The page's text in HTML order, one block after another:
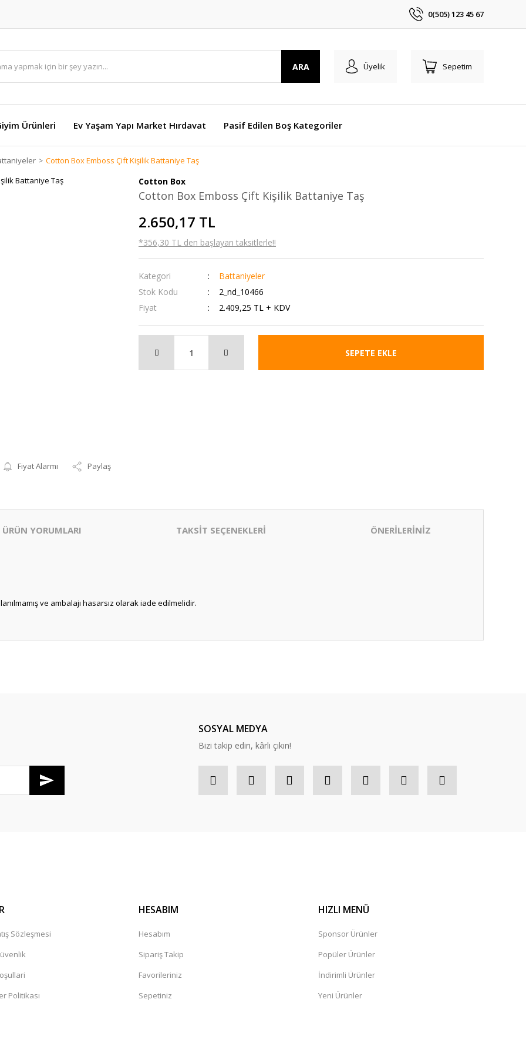
0(505) 123 45 67
ARA Üyelik Sepetim
Ürünleri Ev Yaşam Yapı Market Hırdavat Pasif Edilen Boş Kategoriler
Cotton Box Emboss Çift Kişilik Battaniye Taş
Fiyat Alarmı Paylaş
Cotton Box
Cotton Box Emboss Çift Kişilik Battaniye Taş
2.650,17 TL
*356,30 TL den başlayan taksitlerle!!
Kategori
Battaniyeler
Stok Kodu
2_nd_10466
Fiyat
2.409,25 TL + KDV
SEPETE EKLE
ÜRÜN YORUMLARI TAKSİT SEÇENEKLERİ ÖNERİLERİNİZ
ve ambalajı hasarsız olarak iade edilmelidir.
SOSYAL MEDYA
Bizi takip edin, kârlı çıkın!
Sözleşmesi
Politikası
HESABIM
Hesabım
Sipariş Takip
Favorileriniz
Sepetiniz
HIZLI MENÜ
Sponsor Ürünler
Popüler Ürünler
İndirimli Ürünler
Yeni Ürünler